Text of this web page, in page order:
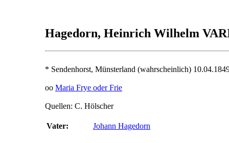
Hagedorn, Heinrich Wilhelm
* Sendenhorst, Münsterland (wahrscheinlich)
oo Maria Frye oder Frie
Quellen: C. Hölscher
Vater: Johann Hagedorn